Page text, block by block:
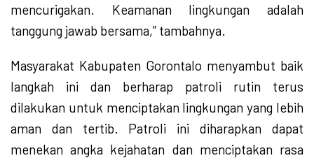
mencurigakan. Keamanan lingkungan adalah
tanggung jawab bersama,” tambahnya.
Masyarakat Kabupaten Gorontalo menyambut baik
langkah ini dan berharap patroli rutin terus
dilakukan untuk menciptakan lingkungan yang lebih
aman dan tertib. Patroli ini diharapkan dapat
menekan angka kejahatan dan menciptakan rasa